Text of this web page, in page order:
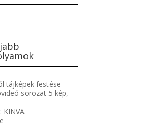
tájképek festése
sorozat 5 kép,
KINVA